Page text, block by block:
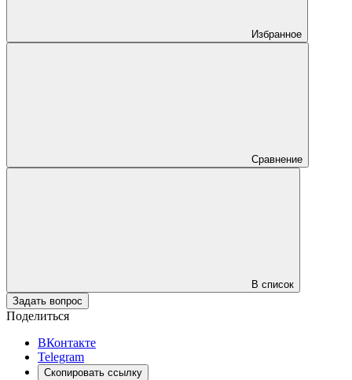
Избранное
Сравнение
В список
Задать вопрос
Поделиться
ВКонтакте
Telegram
Скопировать ссылку